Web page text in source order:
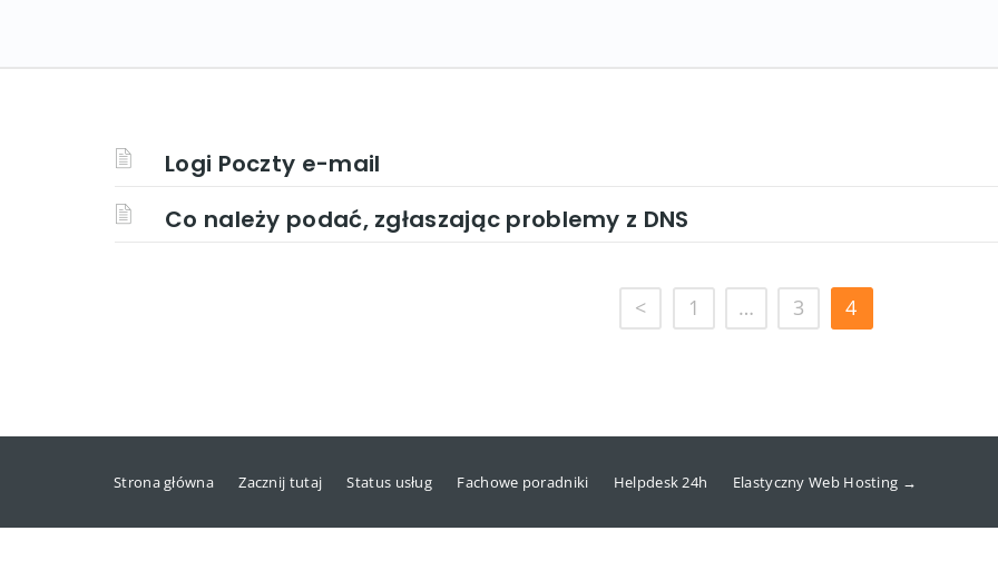
Logi Poczty e-mail
Co należy podać, zgłaszając problemy z DNS
< 1 … 3 4
Strona główna Zacznij tutaj Status usług Fachowe poradniki Helpdesk 24h Elastyczny Web Hosting →